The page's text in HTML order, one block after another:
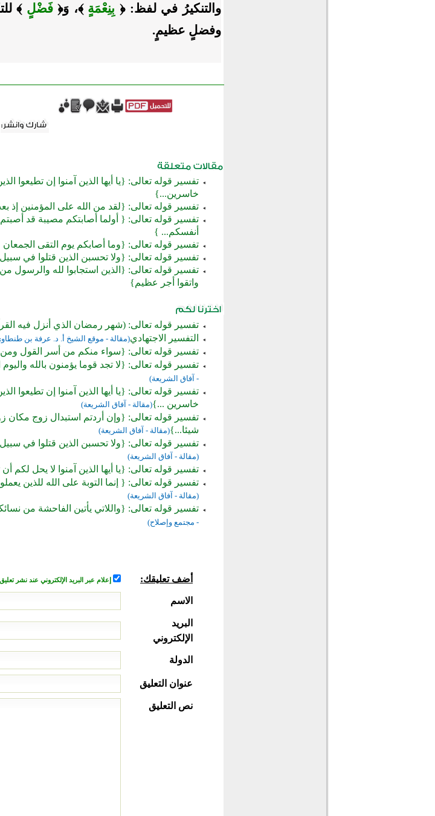
والتنكيرُ في لفظ: ﴿ بِنِعْمَةٍ ﴾، وَ﴿فَضْلٍ ﴾
وفضلٍ عظيمٍ.
تفسير قوله تعالى: {يا أيها الذين آمنوا إن تطيعوا
خاسرين...}
تفسير قوله تعالى: {لقد من الله على المؤمنين
تفسير قوله تعالى: { أولما أصابتكم مصيبة قد
أنفسكم... }
تفسير قوله تعالى: {وما أصابكم يوم التقى الجمعان
تفسير قوله تعالى: {ولا تحسبن الذين قتلوا في
تفسير قوله تعالى: {الذين استجابوا لله والرسول
واتقوا أجر عظيم}
تفسير قوله تعالى: (شهر رمضان الذي أنزل فيه
التفسير الاجتهادي(مقالة - موقع الشيخ أ. د. عرفة بن
تفسير قوله تعالى: {سواء منكم من أسر القول
تفسير قوله تعالى: {لا تجد قوما يؤمنون بالله
- آفاق الشريعة)
تفسير قوله تعالى: {يا أيها الذين آمنوا إن تطيعوا
خاسرين ...}(مقالة - آفاق الشريعة)
تفسير قوله تعالى: {وإن أردتم استبدال زوج مكان
شيئا...}(مقالة - آفاق الشريعة)
تفسير قوله تعالى: {ولا تحسبن الذين قتلوا في سبيل
(مقالة - آفاق الشريعة)
تفسير قوله تعالى: {يا أيها الذين آمنوا لا يحل لكم
تفسير قوله تعالى: { إنما التوبة على الله للذين
(مقالة - آفاق الشريعة)
تفسير قوله تعالى: {واللاتي يأتين الفاحشة من
- مجتمع وإصلاح)
أضف تعليقك: إعلام عبر البريد الإلكتروني عند نشر
الاسم
البريد
الإلكتروني
الدولة
عنوان التعليق
نص التعليق